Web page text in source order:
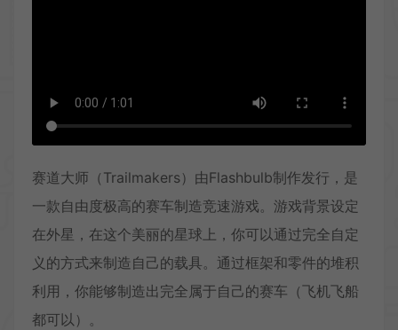
赛道大师（Trailmakers）由Flashbulb制作发行，是
一款自由度极高的赛车制造竞速游戏。游戏背景设定
在外星，在这个美丽的星球上，你可以通过完全自定
义的方式来制造自己的载具。通过框架和零件的堆积
利用，你能够制造出完全属于自己的赛车（飞机飞船
都可以）。